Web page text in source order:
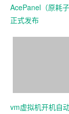
AcePanel（原耗
正式发布
vm虚拟机开机自